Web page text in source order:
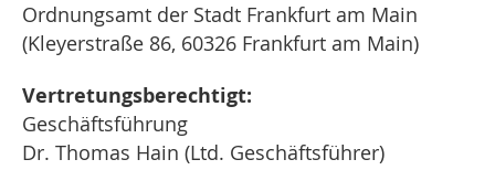
Ordnungsamt der Stadt Frankfurt am Main
(Kleyerstraße 86, 60326 Frankfurt am Main)
Vertretungsberechtigt:
Geschäftsführung
Dr. Thomas Hain (Ltd. Geschäftsführer)